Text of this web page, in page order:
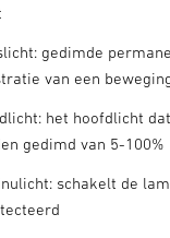
gedimde
van een
het hoofdlicht
gedimd van 5-100%
schakelt de